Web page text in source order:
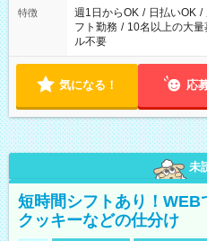
ください！
特徴 週1日からOK / 日払いOK /
フト勤務 / 10名以上の大量
ル不要
気になる！ 応
未
短時間シフトあり！WEB
クッキーなどの仕分け